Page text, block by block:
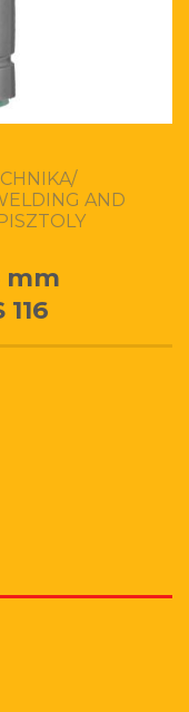
AND
mm